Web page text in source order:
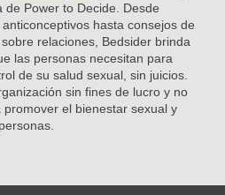
Power to Decide. Desde
hasta consejos de
relaciones, Bedsider brinda
las personas necesitan para
de su salud sexual, sin juicios.
sin fines de lucro y no
el bienestar sexual y